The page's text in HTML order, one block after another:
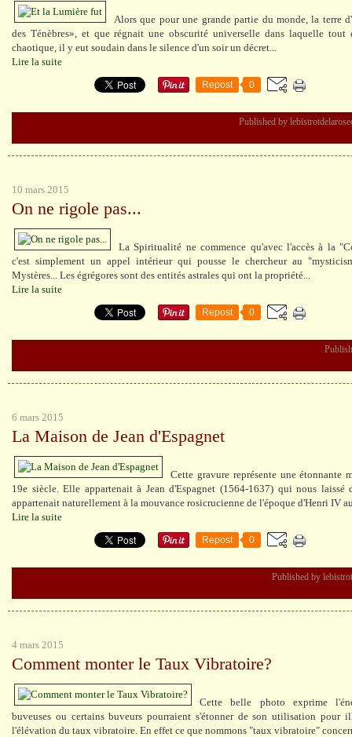
Alors que pour une grande partie du monde, la terre
des Ténèbres», et que régnait une obscurité universelle dans laquelle
chaotique, il y eut soudain dans le silence d'un soir un décret...
Lire la suite
Repost 0
Published by
10 mars 2015
On ne rigole pas...
La Spiritualité ne commence qu'avec l'accès à la
c'est simplement un appel intérieur qui pousse le chercheur au
Mystères... Les égrégores sont des entités astrales qui ont la propriété...
Lire la suite
Repost 0
6 mars 2015
La Maison de Jean d'Espagnet
Cette gravure représente une étonnante
19e siècle. Elle appartenait à Jean d'Espagnet (1564-1637) qui nous laissé
appartenait naturellement à la mouvance rosicrucienne de l'époque d'Henri IV
Lire la suite
Repost 0
Published by
4 mars 2015
Comment monter le Taux Vibratoire?
Cette belle photo exprime
buveuses ou certains buveurs pourraient s'étonner de son utilisation pour
l'élévation du taux vibratoire. En effet ce que nommons "taux vibratoire"